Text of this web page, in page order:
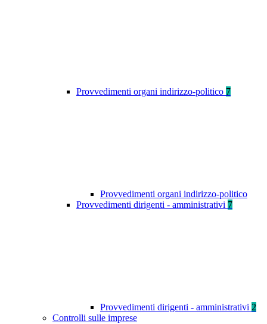
Provvedimenti organi indirizzo-politico 7
Provvedimenti organi indirizzo-politico
Provvedimenti dirigenti - amministrativi 7
Provvedimenti dirigenti - amministrativi 2
Controlli sulle imprese